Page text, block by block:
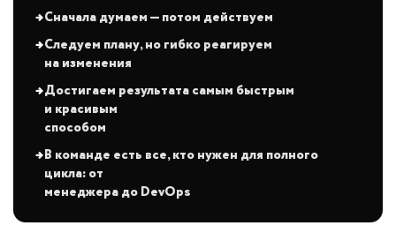
Сначала думаем — потом действуем
Следуем плану, но гибко реагируем
на изменения
Достигаем результата самым быстрым
и красивым
способом
В команде есть все, кто нужен для полного
цикла: от
менеджера до DevOps